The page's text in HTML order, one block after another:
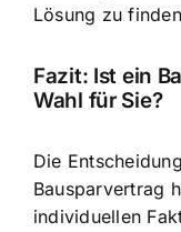
Lösung zu
Fazit: Ist ein
Wahl für Sie?
Die
Bausparvertrag
individuellen